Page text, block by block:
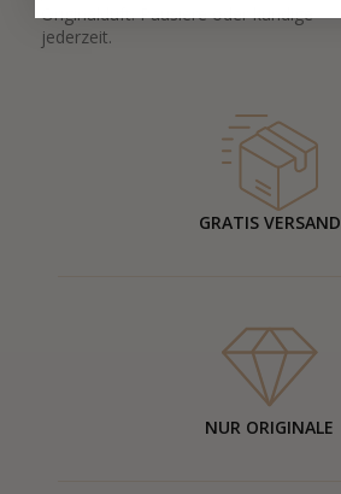
Originalduft. Pausiere oder kündige
jederzeit.
GRATIS VERSAND
NUR ORIGINALE